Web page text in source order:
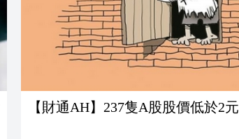
【財通AH】237隻A股股價低於2元